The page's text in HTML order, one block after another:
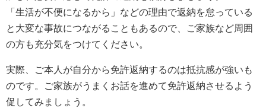
「生活が不便になるから」などの理由で返納を怠っている
と大変な事故につながることもあるので、ご家族など周囲
の方も充分気をつけてください。
実際、ご本人が自分から免許返納するのは抵抗感が強いも
のです。ご家族がうまくお話を進めて免許返納させるよう
促してみましょう。